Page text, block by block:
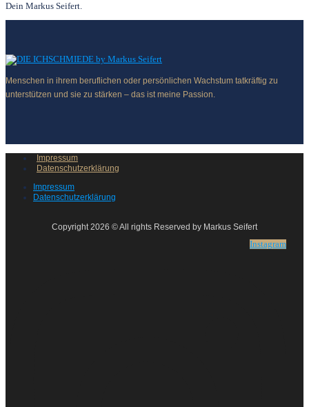
Dein Markus Seifert.
Menschen in ihrem beruflichen oder persönlichen Wachstum tatkräftig zu
unterstützen und sie zu stärken – das ist meine Passion.
Impressum
Datenschutzerklärung
Impressum
Datenschutzerklärung
Copyright 2026 © All rights Reserved by Markus Seifert
Instagram